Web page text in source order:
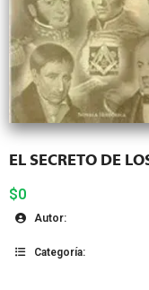
EL SECRETO DE
$0
Autor:
Categoría: